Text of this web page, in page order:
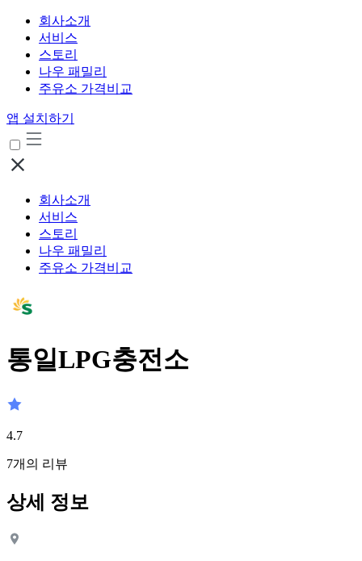
회사소개
서비스
스토리
나우 패밀리
주유소 가격비교
앱 설치하기
회사소개
서비스
스토리
나우 패밀리
주유소 가격비교
통일LPG충전소
4.7
7개의 리뷰
상세 정보